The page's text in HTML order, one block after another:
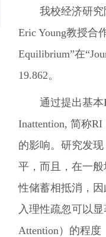
我校经济研
Eric Young教授合
Equilibrium”在
19.862。
通过提出基本
Inattention, 简称RI
的影响。研究发现
平，而且，在一
性储蓄相抵消，
入理性疏忽可以
Attention ）的程度